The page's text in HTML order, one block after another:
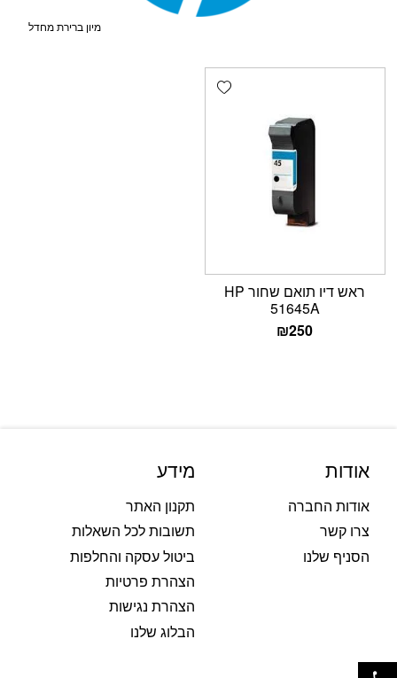
Add wishlist
ראש דיו תואם שחור HP
51645A
₪250
אודות
אודות החברה
צרו קשר
הסניף שלנו
מידע
תקנון האתר
תשובות לכל השאלות
ביטול עסקה והחלפות
הצהרת פרטיות
הצהרת נגישות
הבלוג שלנו
פתח סרגל נגישות